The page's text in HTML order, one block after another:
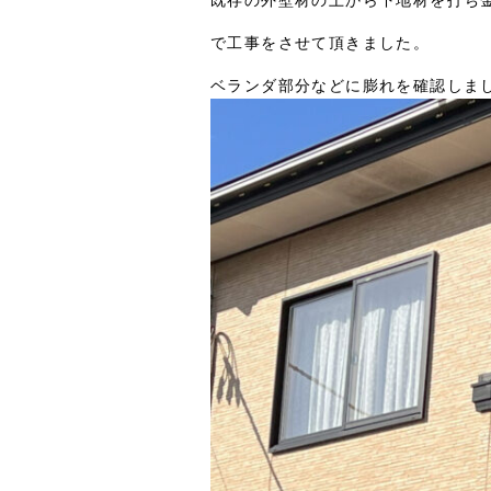
で工事をさせて頂きました。
ベランダ部分などに膨れを確認しま